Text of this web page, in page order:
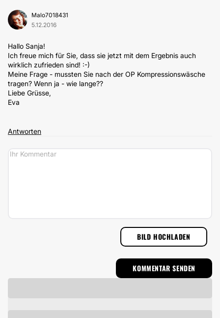
Malo7018431
5.12.2016
Hallo Sanja!
Ich freue mich für Sie, dass sie jetzt mit dem Ergebnis auch
wirklich zufrieden sind! :-)
Meine Frage - mussten Sie nach der OP Kompressionswäsche
tragen? Wenn ja - wie lange??
Liebe Grüsse,
Eva
Antworten
BILD HOCHLADEN